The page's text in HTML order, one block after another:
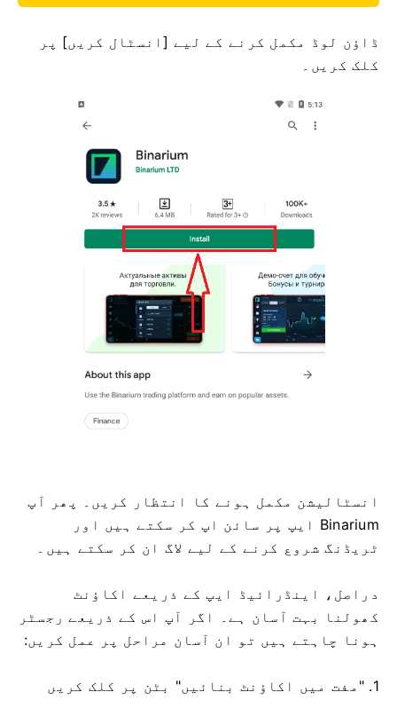
ڈاؤن لوڈ مکمل کرنے کے لیے [انسٹال کریں] پر
کلک کریں۔
انسٹالیشن مکمل ہونے کا انتظار کریں۔ پھر آپ
Binarium ایپ پر سائن اپ کر سکتے ہیں اور
ٹریڈنگ شروع کرنے کے لیے لاگ ان کر سکتے ہیں۔
دراصل، اینڈرائیڈ ایپ کے ذریعے اکاؤنٹ
کھولنا بہت آسان ہے۔ اگر آپ اس کے ذریعے رجسٹر
ہونا چاہتے ہیں تو ان آسان مراحل پر عمل کریں:
1. "مفت میں اکاؤنٹ بنائیں" بٹن پر کلک کریں